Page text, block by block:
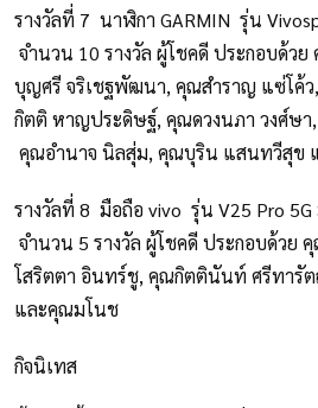
รางวัลที่ 7 นาฬิกา GARMIN รุ่น
จำนวน 10 รางวัล ผู้โชคดี ประกอบด้
บุญศรี จริเชฐพัฒนา, คุณสำราญ แซ่โค้
กิตติ หาญประดิษฐ์, คุณดวงนภา วงศ์ษา
คุณอำนาจ นิลสุ่ม, คุณบุริน แสนทวีสุข
รางวัลที่ 8 มือถือ vivo รุ่น V25 Pro
จำนวน 5 รางวัล ผู้โชคดี ประกอบด้วย
โสริตตา อินทร์ชู, คุณกิตตินันท์ ศรีทารั
และคุณมโนช
กิจนิเทส